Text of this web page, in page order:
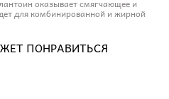
оказывает смягчающее и
для комбинированной и жирной
ПОНРАВИТЬСЯ